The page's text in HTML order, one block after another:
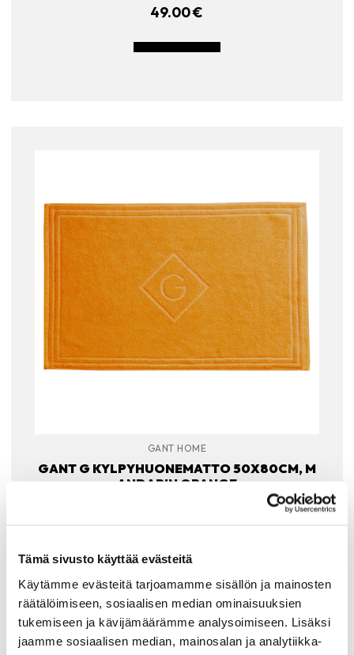
Tämä sivusto käyttää evästeitä
Käytämme evästeitä tarjoamamme sisällön ja mainosten
räätälöimiseen, sosiaalisen median ominaisuuksien
tukemiseen ja kävijämäärämme analysoimiseen. Lisäksi
jaamme sosiaalisen median, mainosalan ja analytiikka-
49.00€
GANT HOME
GANT G KYLPYHUONEMATTO 50X80CM, M
ANDARIN ORANGE
Gantin G kylpyhuonematto aurinkoisena mandariinin
orgaanista…
39.90€
LISÄÄ OSTOSKORIIN